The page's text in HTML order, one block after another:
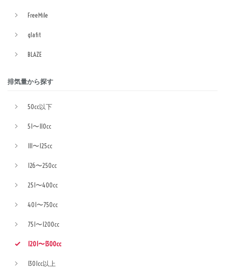
FreeMile
glafit
BLAZE
排気量から探す
50cc以下
51〜110cc
111〜125cc
126〜250cc
251〜400cc
401〜750cc
751〜1200cc
1201〜1300cc
1301cc以上